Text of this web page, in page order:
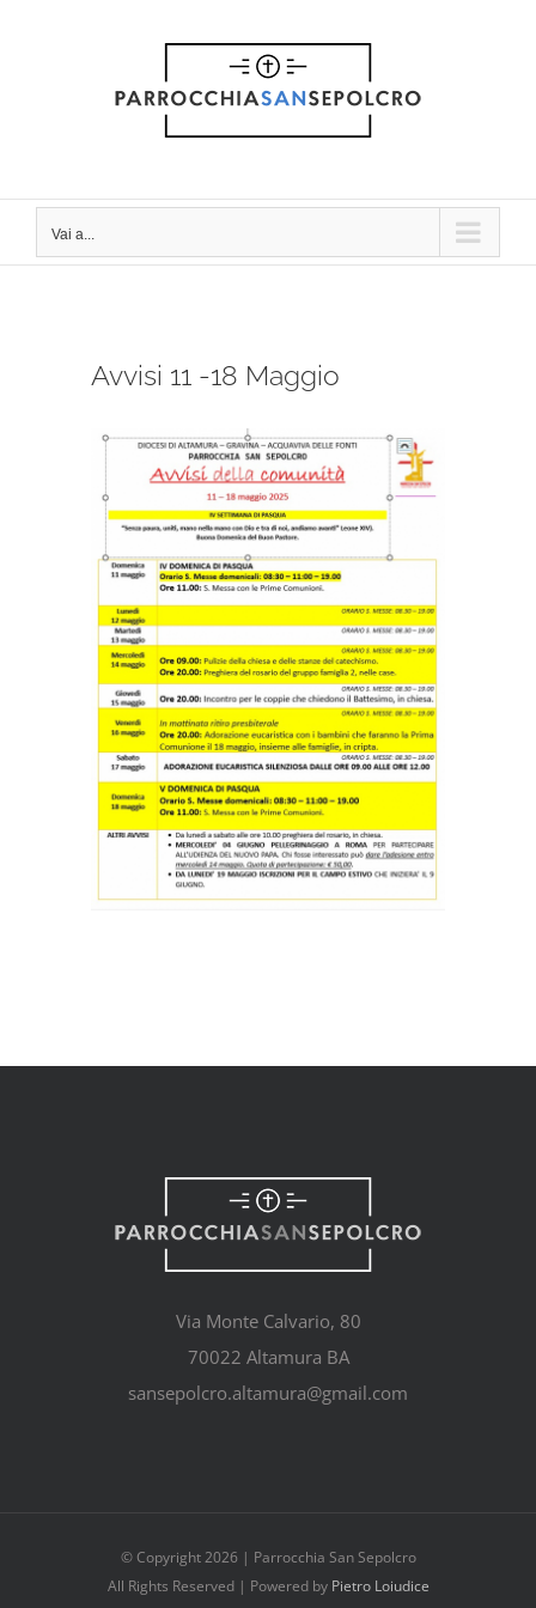
Vai a...
Avvisi 11 -18 Maggio
Via Monte Calvario, 80
70022 Altamura BA
sansepolcro.altamura@gmail.com
© Copyright2026 | Parrocchia San Sepolcro
All Rights Reserved | Powered by Pietro Loiudice